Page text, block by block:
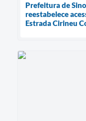
Prefeitura de
reestabelece
Estrada Cirineu